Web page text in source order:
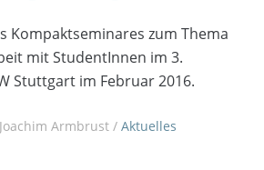
Kompaktseminares zum Thema
mit StudentInnen im 3.
Stuttgart im Februar 2016.
Armbrust / Aktuelles